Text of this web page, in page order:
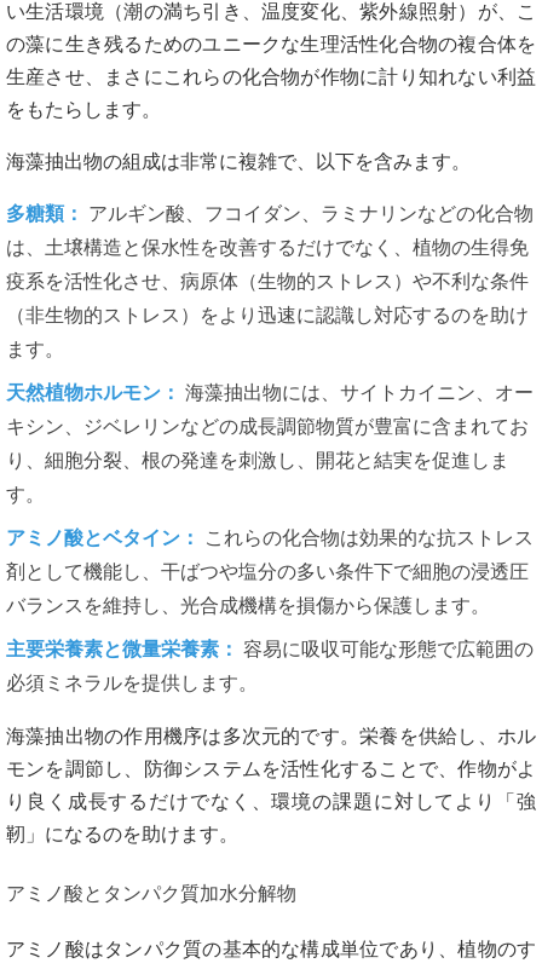
い生活環境（潮の満ち引き、温度変化、紫外線照射）が、こ
の藻に生き残るためのユニークな生理活性化合物の複合体を
生産させ、まさにこれらの化合物が作物に計り知れない利益
をもたらします。
海藻抽出物の組成は非常に複雑で、以下を含みます。
多糖類：
アルギン酸、フコイダン、ラミナリンなどの化合物
は、土壌構造と保水性を改善するだけでなく、植物の生得免
疫系を活性化させ、病原体（生物的ストレス）や不利な条件
（非生物的ストレス）をより迅速に認識し対応するのを助け
ます。
天然植物ホルモン： 海藻抽出物には、サイトカイニン、オー
キシン、ジベレリンなどの成長調節物質が豊富に含まれてお
り、細胞分裂、根の発達を刺激し、開花と結実を促進しま
す。
アミノ酸とベタイン：
これらの化合物は効果的な抗ストレス
剤として機能し、干ばつや塩分の多い条件下で細胞の浸透圧
バランスを維持し、光合成機構を損傷から保護します。
主要栄養素と微量栄養素： 容易に吸収可能な形態で広範囲の
必須ミネラルを提供します。
海藻抽出物の作用機序は多次元的です。栄養を供給し、ホル
モンを調節し、防御システムを活性化することで、作物がよ
り良く成長するだけでなく、環境の課題に対してより「強
靭」になるのを助けます。
アミノ酸とタンパク質加水分解物
アミノ酸はタンパク質の基本的な構成単位であり、植物のす